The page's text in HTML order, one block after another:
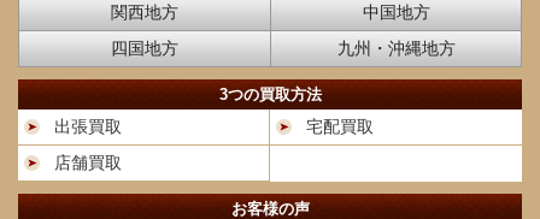
関西地方
中国地方
四国地方
九州・沖縄地方
3つの買取方法
出張買取
宅配買取
店舗買取
お客様の声